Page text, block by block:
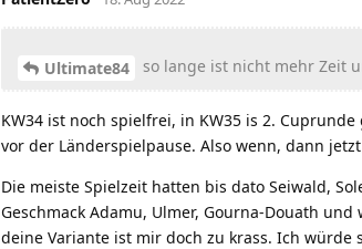
Ultimate84 so lange ist nicht mehr Zeit
KW34 ist noch spielfrei, in KW35 is 2.
vor der Länderspielpause. Also wenn, dann
Die meiste Spielzeit hatten bis dato Seiwald,
Geschmack Adamu, Ulmer, Gourna-Douath
deine Variante ist mir doch zu krass. Ich würde